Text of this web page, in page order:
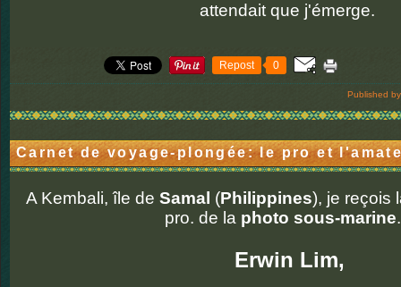
attendait que j'émerge.
Repost 0
Published
Carnet de voyage-plongée: le pro et
A Kembali, île de Samal (Philippines), je reçois
pro. de la photo sous-marine
Erwin Lim,